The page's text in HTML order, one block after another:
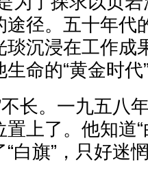
途径。五十年代
沉浸在工作成
命的“黄金时代
长。一九五八
置上了。他知道
白旗”，只好迷